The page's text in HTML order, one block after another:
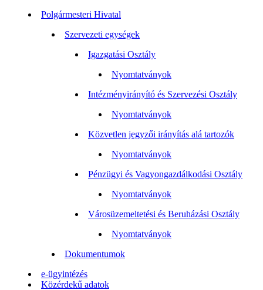
Polgármesteri Hivatal
Szervezeti egységek
Igazgatási Osztály
Nyomtatványok
Intézményirányító és Szervezési Osztály
Nyomtatványok
Közvetlen jegyzői irányítás alá tartozók
Nyomtatványok
Pénzügyi és Vagyongazdálkodási Osztály
Nyomtatványok
Városüzemeltetési és Beruházási Osztály
Nyomtatványok
Dokumentumok
e-ügyintézés
Közérdekű adatok